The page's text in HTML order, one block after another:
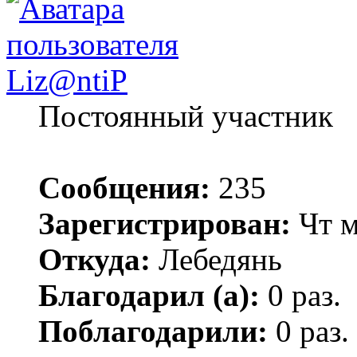
Liz@ntiP
Постоянный участник
Сообщения: 235
Зарегистрирован: Чт
Откуда: Лебедянь
Благодарил (а): 0 раз.
Поблагодарили: 0 раз.